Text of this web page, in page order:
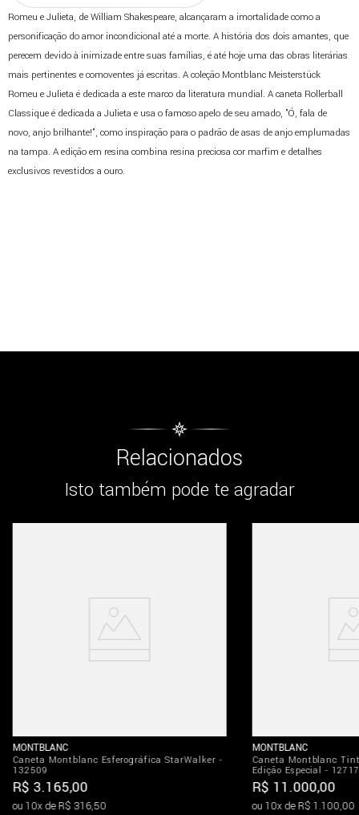
Romeu e Julieta, de William Shakespeare, alcançaram a imortalidade como a
personificação do amor incondicional até a morte. A história dos dois amantes, que
perecem devido à inimizade entre suas famílias, é até hoje uma das obras literárias
mais pertinentes e comoventes já escritas. A coleção Montblanc Meisterstück
Romeu e Julieta é dedicada a este marco da literatura mundial. A caneta Rollerball
Classique é dedicada a Julieta e usa o famoso apelo de seu amado, "Ó, fala de
novo, anjo brilhante!", como inspiração para o padrão de asas de anjo emplumadas
na tampa. A edição em resina combina resina preciosa cor marfim e detalhes
exclusivos revestidos a ouro.
Relacionados
Isto também pode te agradar
MONTBLANC
Caneta Montblanc Esferográfica StarWalker -
132509
R$ 3.165,00
ou 10x deR$ 316,50
MONTBLANC
Caneta Montblanc
Edição Especial -
R$ 11.000,00
ou 10x deR$ 1.100,00